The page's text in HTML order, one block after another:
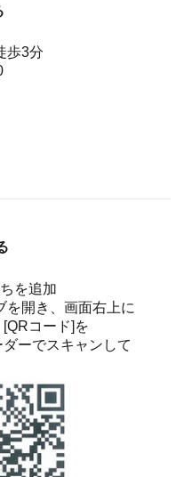
歩3分
を追加
を開き、画面右上に
コード]を
ーでスキャンして